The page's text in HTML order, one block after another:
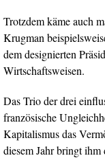
Trotzdem käme auch
Krugman
dem designierten
Wirtschaftsweisen.
Das Trio der drei
französische
Kapitalismus das
diesem Jahr bringt